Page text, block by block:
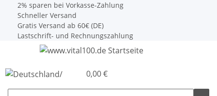
2% sparen bei Vorkasse-Zahlung
Schneller Versand
Gratis Versand ab 60€ (DE)
Lastschrift- und Rechnungszahlung
0,00 €